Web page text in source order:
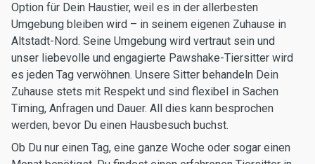
Option für Dein Haustier, weil es in der allerbesten
Umgebung bleiben wird – in seinem eigenen Zuhause in
Altstadt-Nord. Seine Umgebung wird vertraut sein und
unser liebevolle und engagierte Pawshake-Tiersitter wird
es jeden Tag verwöhnen. Unsere Sitter behandeln Dein
Zuhause stets mit Respekt und sind flexibel in Sachen
Timing, Anfragen und Dauer. All dies kann besprochen
werden, bevor Du einen Hausbesuch buchst.
Ob Du nur einen Tag, eine ganze Woche oder sogar einen